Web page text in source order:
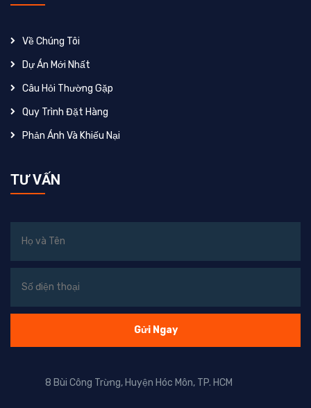
Về Chúng Tôi
Dự Án Mới Nhất
Câu Hỏi Thường Gặp
Quy Trình Đặt Hàng
Phản Ánh Và Khiếu Nại
TƯ VẤN
8 Bùi Công Trừng, Huyện Hóc Môn, TP. HCM